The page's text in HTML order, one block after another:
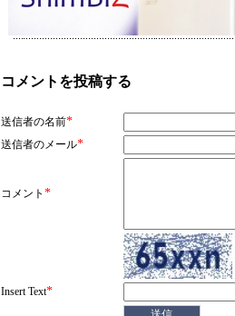
コメントを投稿する
送信者の名前*
送信者のメール*
コメント *
Insert Text*